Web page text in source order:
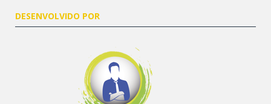
DESENVOLVIDO POR